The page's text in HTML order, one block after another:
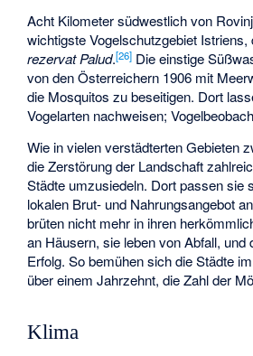
Acht Kilometer südwestlich von
wichtigste Vogelschutzgebiet
rezervat Palud.[26] Die einstige
von den Österreichern 1906 mit
die Mosquitos zu beseitigen. Dort
Vogelarten nachweisen;
Wie in vielen verstädterten Gebieten
die Zerstörung der Landschaft
Städte umzusiedeln. Dort passen sie
lokalen Brut- und Nahrungsangebot
brüten nicht mehr in ihren
an Häusern, sie leben von Abfall, und
Erfolg. So bemühen sich die Städte
über einem Jahrzehnt, die Zahl der
Klima